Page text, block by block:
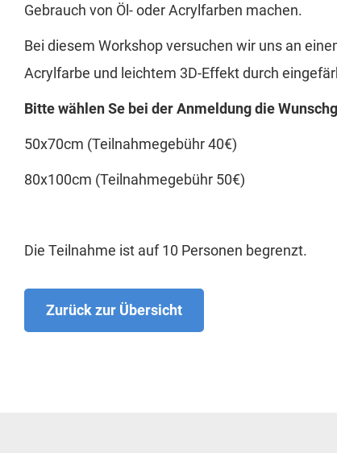
Gebrauch von Öl- oder Acrylfarben machen.
Bei diesem Workshop versuchen wir uns an
Acrylfarbe und leichtem 3D-Effekt durch
Bitte wählen Se bei der Anmeldung die
50x70cm (Teilnahmegebühr 40€)
80x100cm (Teilnahmegebühr 50€)
Die Teilnahme ist auf 10 Personen begrenzt.
Zurück zur Übersicht